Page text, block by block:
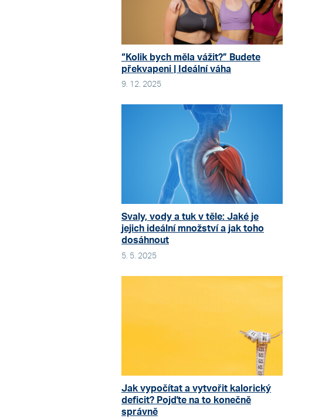
“Kolik bych měla vážit?” Budete
překvapeni | Ideální váha
9. 12. 2025
Svaly, vody a tuk v těle: Jaké je
jejich ideální množství a jak toho
dosáhnout
5. 5. 2025
Jak vypočítat a vytvořit kalorický
deficit? Pojďte na to konečně
správně